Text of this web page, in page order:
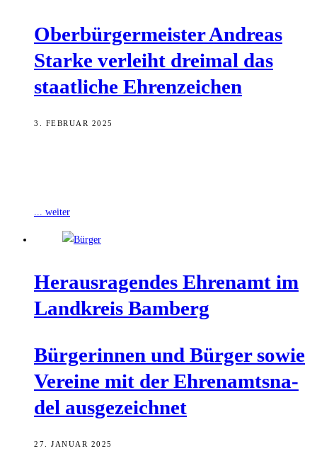
Ober­bür­ger­meis­ter Andre­as
Star­ke ver­leiht drei­mal das
staat­li­che Ehrenzeichen
3. FEBRUAR 2025
... weiter
Her­aus­ra­gen­des Ehren­amt im
Land­kreis Bamberg
Bür­ge­rin­nen und Bür­ger sowie
Ver­ei­ne mit der Ehren­amts­na­
del ausgezeichnet
27. JANUAR 2025